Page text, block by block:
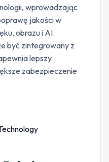
wprowadzając
jakości w
obrazu i AI.
być zintegrowany z
lepszy
zabezpieczenie